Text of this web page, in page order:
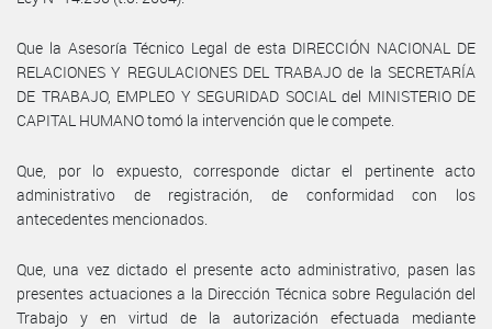
Que la Asesoría Técnico Legal de esta DIRECCIÓN NACIONAL DE
RELACIONES Y REGULACIONES DEL TRABAJO de la SECRETARÍA
DE TRABAJO, EMPLEO Y SEGURIDAD SOCIAL del MINISTERIO DE
CAPITAL HUMANO tomó la intervención que le compete.
Que, por lo expuesto, corresponde dictar el pertinente acto
administrativo de registración, de conformidad con los
antecedentes mencionados.
Que, una vez dictado el presente acto administrativo, pasen las
presentes actuaciones a la Dirección Técnica sobre Regulación del
Trabajo y en virtud de la autorización efectuada mediante